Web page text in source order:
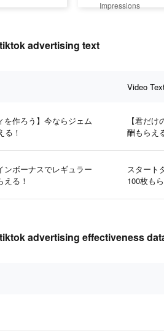
Impressions
tiktok advertising text
Video
を作ろう】今ならジェム
る！
【君だ
酬もらえ
ンボーナスでレギュラー
る！
スタート
100枚も
tiktok advertising effectiveness